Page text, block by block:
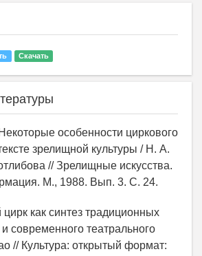
Скачать
особенности циркового
зрелищной культуры / Н. А.
// Зрелищные искусства.
М., 1988. Вып. 3. С. 24.
как синтез традиционных
современного театрального
// Культура: открытый формат: